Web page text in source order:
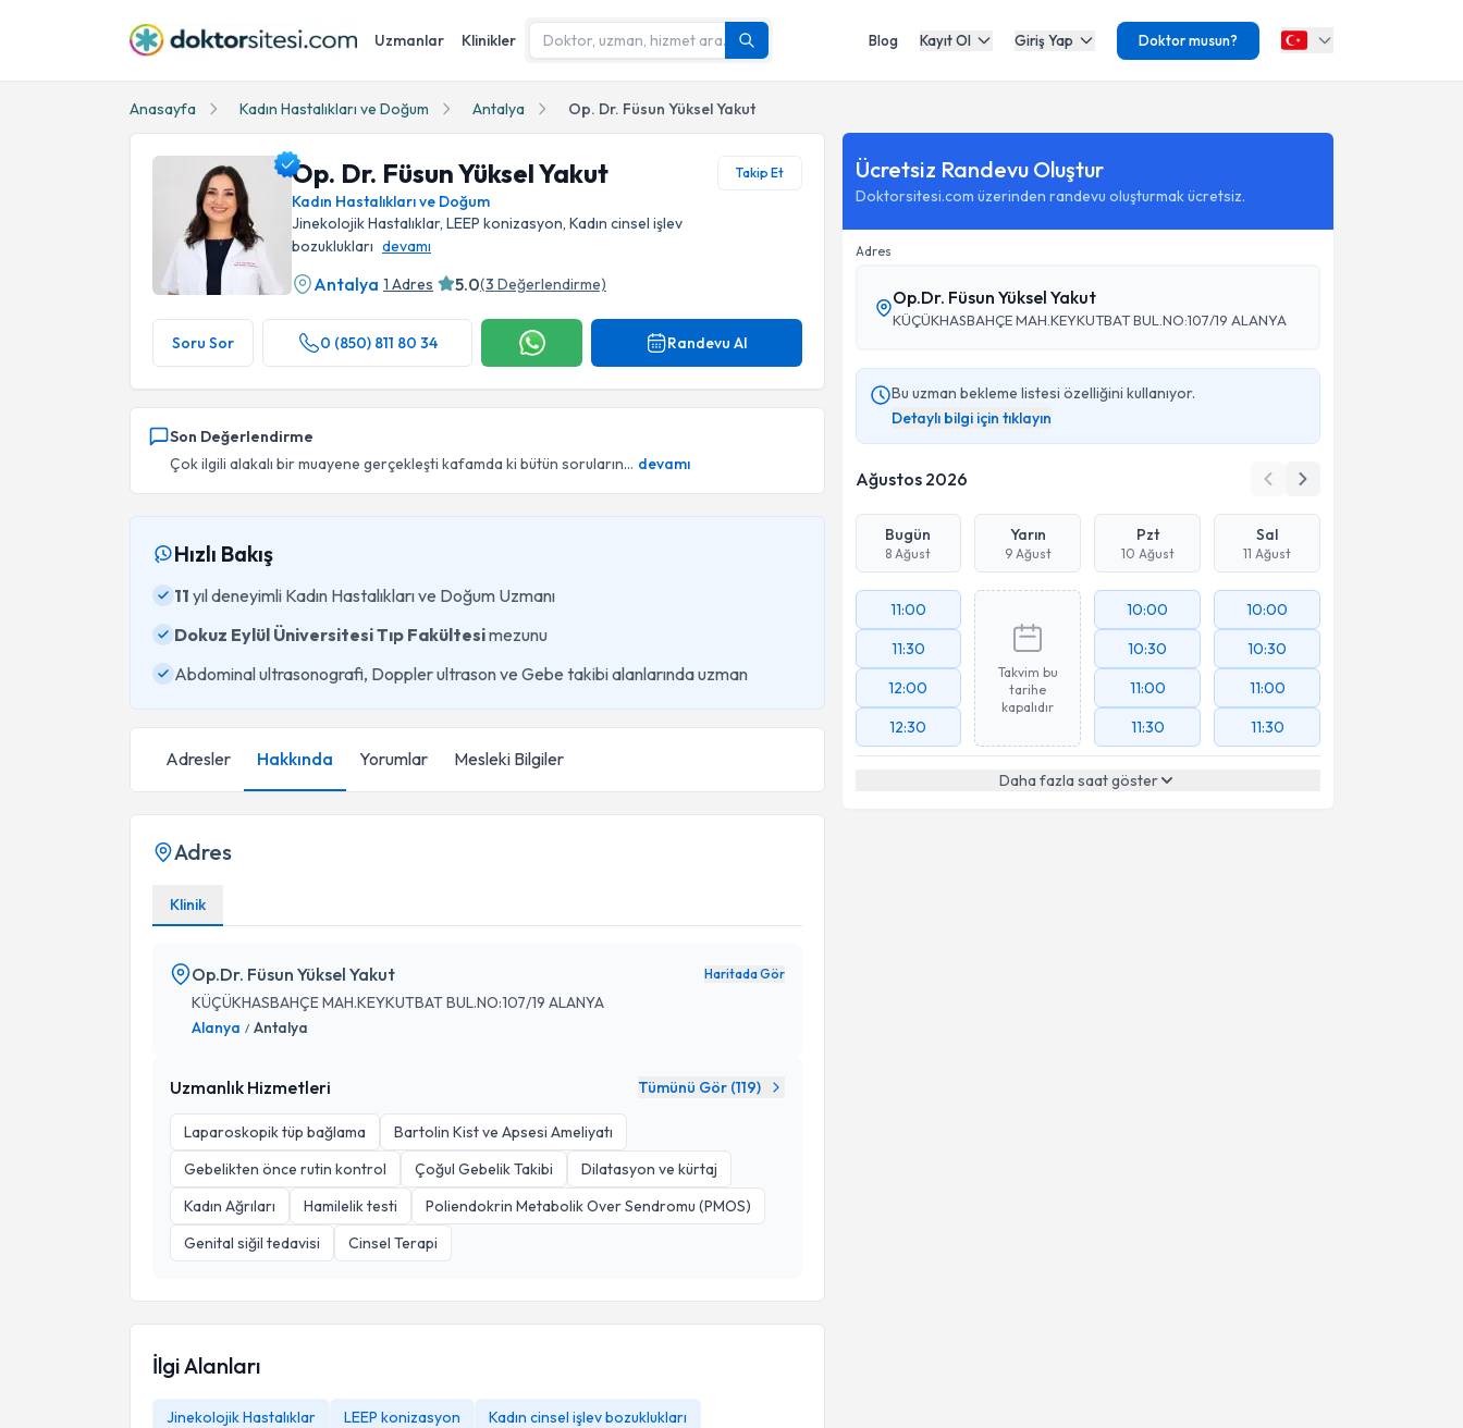
Uzmanlar Klinikler Blog Kayıt Ol Giriş Yap Doktor musun?
Anasayfa Kadın Hastalıkları ve Doğum Antalya Op. Dr. Füsun Yüksel Yakut
Op. Dr. Füsun Yüksel Yakut Takip Et
Kadın Hastalıkları ve Doğum
Jinekolojik Hastalıklar, LEEP konizasyon, Kadın cinsel işlev
bozuklukları devamı
Antalya 1 Adres 5.0(3 Değerlendirme)
Soru Sor 0 (850) 811 80 34 Randevu Al
Son Değerlendirme
Çok ilgili alakalı bir muayene gerçekleşti kafamda ki bütün soruların... devamı
Hızlı Bakış
11 yıl deneyimli Kadın Hastalıkları ve Doğum Uzmanı
Dokuz Eylül Üniversitesi Tıp Fakültesimezunu
Abdominal ultrasonografi, Doppler ultrason ve Gebe takibi alanlarında uzman
Adresler Hakkında Yorumlar Mesleki Bilgiler
Adres
Klinik
Op.Dr. Füsun Yüksel Yakut Haritada Gör
KÜÇÜKHASBAHÇE MAH.KEYKUTBAT BUL.NO:107/19 ALANYA
Alanya / Antalya
Uzmanlık Hizmetleri Tümünü Gör (119)
Laparoskopik tüp bağlama
Bartolin Kist ve Apsesi Ameliyatı
Gebelikten önce rutin kontrol
Çoğul Gebelik Takibi
Dilatasyon ve kürtaj
Kadın Ağrıları
Hamilelik testi
Poliendokrin Metabolik Over Sendromu (PMOS)
Genital siğil tedavisi
Cinsel Terapi
İlgi Alanları
Jinekolojik Hastalıklar LEEP konizasyon
Kadın cinsel işlev bozuklukları
Ücretsiz Randevu Oluştur
Doktorsitesi.com üzerinden randevu oluşturmak ücretsiz.
Adres
Op.Dr. Füsun Yüksel Yakut
KÜÇÜKHASBAHÇE MAH.KEYKUTBAT BUL.NO:107/19 ALANYA
Bu uzman bekleme listesi özelliğini kullanıyor.
Detaylı bilgi için tıklayın
Ağustos 2026
Bugün
8 Ağust
Yarın
9 Ağust
Pzt
10 Ağust
Sal
11 Ağust
11:00
11:30
12:00
12:30
Takvim bu
tarihe
kapalıdır
10:00
10:30
11:00
11:30
10:00
10:30
11:00
11:30
Daha fazla saat göster